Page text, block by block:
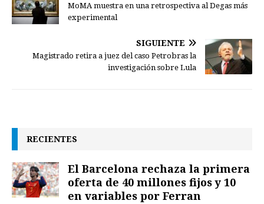
MoMA muestra en una retrospectiva al Degas más
experimental
SIGUIENTE
Magistrado retira a juez del caso Petrobras la
investigación sobre Lula
RECIENTES
El Barcelona rechaza la primera
oferta de 40 millones fijos y 10
en variables por Ferran